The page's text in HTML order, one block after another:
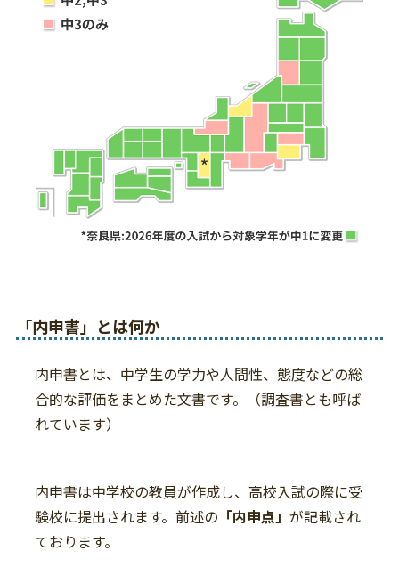
「内申書」とは何か
内申書とは、中学生の学力や人間性、態度などの総
合的な評価をまとめた文書です。（調査書とも呼ば
れています）
内申書は中学校の教員が作成し、高校入試の際に受
験校に提出されます。前述の 「内申点」 が記載され
ております。